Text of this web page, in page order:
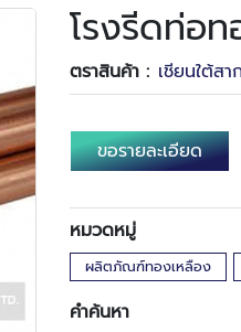
โรงรีดท่อ
ตราสินค้า : เชียนใต้ส
ขอรายละเอียด
หมวดหมู่
ผลิตภัณฑ์ทองเหลือง
คำค้นหา